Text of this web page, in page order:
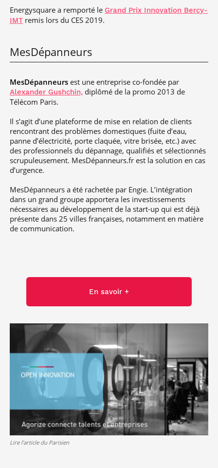
Energysquare a remporté le Grand Prix Innovation Bercy-
IMT remis lors du CES 2019.
MesDépanneurs
MesDépanneurs est une entreprise co-fondée par
Alexander Gushchin, diplômé de la promo 2013 de
Télécom Paris.
Il s’agit d’une plateforme de mise en relation de clients
rencontrant des problèmes domestiques (fuite d’eau,
panne d’électricité, porte claquée, vitre brisée, etc.) avec
des professionnels du dépannage, qualifiés et sélectionnés
scrupuleusement. MesDépanneurs.fr est la solution en cas
d’urgence.
MesDépanneurs a été rachetée par Engie. L’intégration
dans un grand groupe apportera les investissements
nécessaires au développement de la start-up qui est déjà
présente dans 25 villes françaises, notamment en matière
de communication.
En savoir +
Lire l’article du Parisien